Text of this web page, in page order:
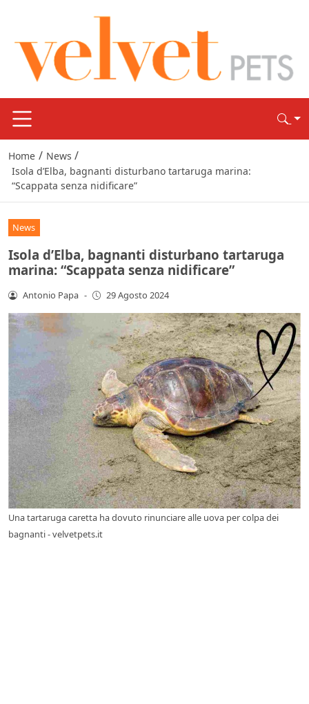
Home / News /
Isola d’Elba, bagnanti disturbano tartaruga marina:
“Scappata senza nidificare”
News
Isola d’Elba, bagnanti disturbano tartaruga
marina: “Scappata senza nidificare”
Antonio Papa - 29 Agosto 2024
Una tartaruga caretta ha dovuto rinunciare alle uova per colpa dei
bagnanti - velvetpets.it